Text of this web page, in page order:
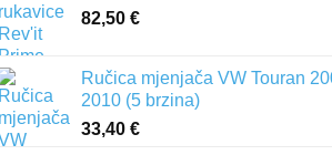
82,50 €
Ručica mjenjača VW Touran
2010 (5 brzina)
33,40 €